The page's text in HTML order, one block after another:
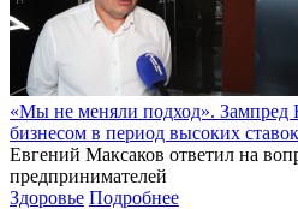
«Мы не меняли подход». Зампред
бизнесом в период высоких ставок
Евгений Максаков ответил на
предпринимателей
Здоровье Подробнее